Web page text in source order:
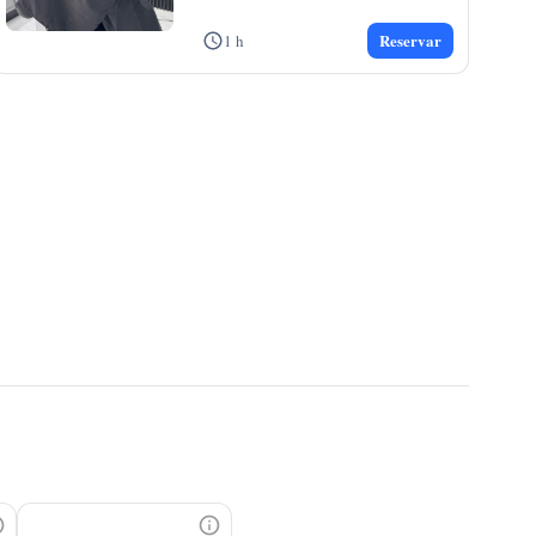
1 h Reservar